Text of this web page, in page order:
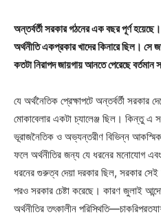
অন্তর্বর্তী সরকার গঠনের এক বছর পূর্ণ
অর্থনীতি একপ্রকার খাদের কিনারে ছিল। সে
কতটা নিরাপদ জায়গায় আনতে পেরেছে বর্তমান
যে অর্থনৈতিক প্রেক্ষাপটে অন্তর্বর্তী সরকার
মোকাবেলার একটা চ্যালেঞ্জ ছিল। কিন্তু এ
ভূরাজনৈতিক ও অভ্যন্তরীণ বিভিন্ন
ফলে অর্থনীতির জন্য যে ধরনের মনোযোগ
ধরনের গুরুত্ব দেয়া দরকার ছিল, সরকার
পরও সরকার চেষ্টা করেছে। কারণ জুলাই
অর্থনীতির তৎকালীন